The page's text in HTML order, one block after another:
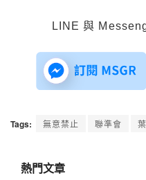
LINE 與
Tags: 無意禁止 聯準會
熱門文章